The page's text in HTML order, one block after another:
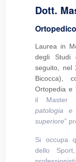
Dott.
Ortopedico
Laurea in
degli Studi
seguito, nel
Bicocca),
Ortopedia e
il Master
patologia e
superiore”
Si occupa
dello